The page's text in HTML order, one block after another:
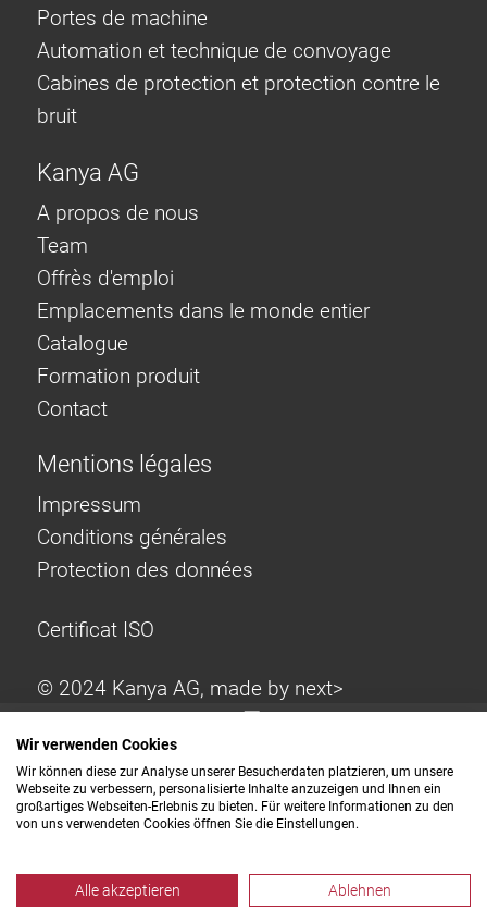
Portes de machine
Automation et technique de convoyage
Cabines de protection et protection contre le
bruit
Kanya AG
A propos de nous
Team
Offrès d'emploi
Emplacements dans le monde entier
Catalogue
Formation produit
Contact
Mentions légales
Impressum
Conditions générales
Protection des données
Certificat ISO
© 2024 Kanya AG, made by next>
Wir verwenden Cookies
Wir können diese zur Analyse unserer Besucherdaten platzieren, um unsere
Webseite zu verbessern, personalisierte Inhalte anzuzeigen und Ihnen ein
großartiges Webseiten-Erlebnis zu bieten. Für weitere Informationen zu den
von uns verwendeten Cookies öffnen Sie die Einstellungen.
Alle akzeptieren Ablehnen